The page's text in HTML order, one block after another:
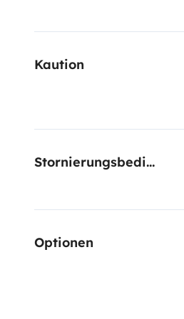
Kaution
Stornierungsbedingungen
Optionen